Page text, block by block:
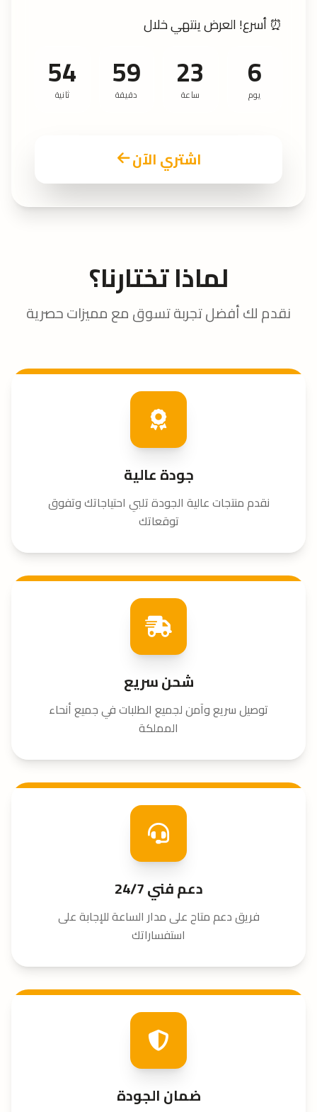
⏰ أسرع! العرض ينتهي خلال
6
يوم 23
ساعة 59
دقيقة 51
ثانية
اشتري الآن
لماذا تختارنا؟
نقدم لك أفضل تجربة تسوق مع مميزات حصرية
جودة عالية
نقدم منتجات عالية الجودة تلبي احتياجاتك وتفوق
توقعاتك
شحن سريع
توصيل سريع وآمن لجميع الطلبات في جميع أنحاء
المملكة
دعم فني 24/7
فريق دعم متاح على مدار الساعة للإجابة على
استفساراتك
ضمان الجودة